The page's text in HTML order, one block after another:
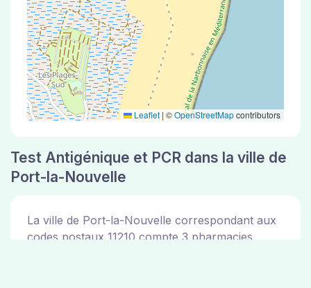
Leaflet | ©OpenStreetMapcontributors
Test Antigénique et PCR dans la ville de
Port-la-Nouvelle
La ville de Port-la-Nouvelle correspondant aux
codes postaux 11210 compte 3 pharmacies